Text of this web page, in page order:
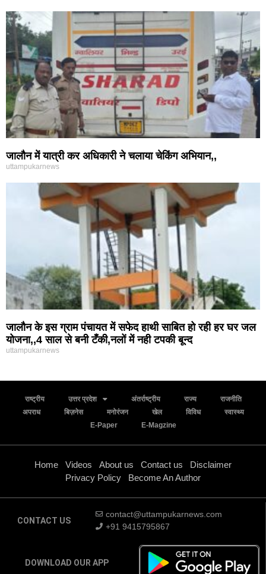
जालौन में यात्री कर अधिकारी ने चलाया चेकिंग अभियान,,
uttampukarnews
जालौन के इस ग्राम पंचायत में सफेद हाथी साबित हो रही हर घर जल
योजना,,4 साल से बनी टँकी,नलों में नही टपकी बून्द
uttampukarnews
राष्ट्रीय उत्तर प्रदेश अंतर्राष्ट्रीय राज्य
राजनीति
अपराध
बिज़नेस मनोरंजन खेल विविध
स्वास्थ्य
E-Paper
E-Magzine
Home Videos About us Contact us
Disclaimer
Privacy Policy
Become An Author
CONTACT US
contact@uttampukarnews.com
+91 9415795867
DOWNLOAD OUR APP